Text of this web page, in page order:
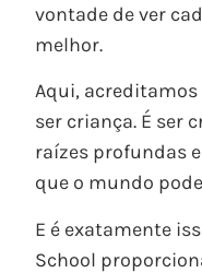
vontade de ver
melhor.
Aqui, acreditamos
ser criança. É ser
raízes profundas
que o mundo
E é exatamente
School